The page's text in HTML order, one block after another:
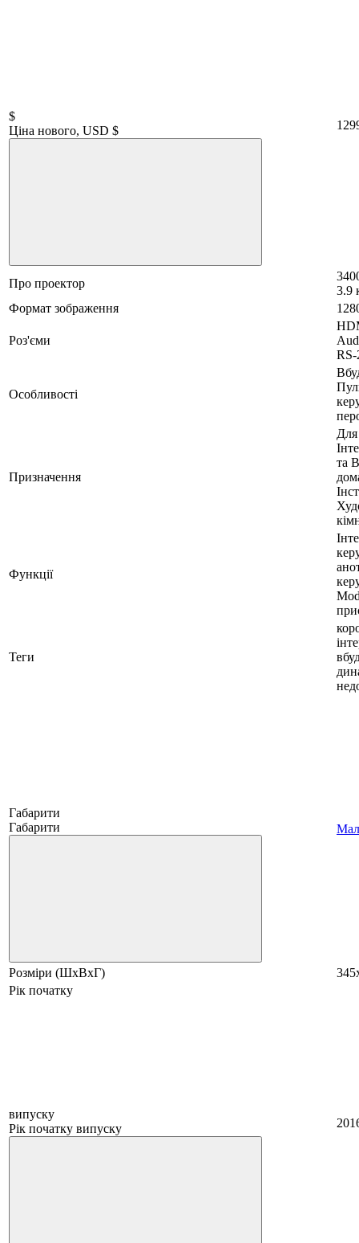
$
Ціна нового, USD $
Про проектор
3.9
Формат зображення
Роз'єми
RS-
Особливості
Призначення
Для
та
Функції
Теги
Габарити
Габарити
Розміри (ШхВхГ)
Рік початку
випуску
Рік початку випуску